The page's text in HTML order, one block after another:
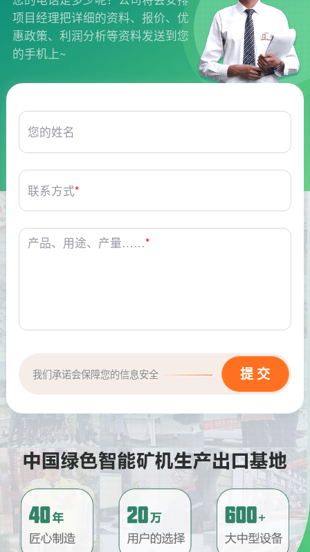
项目经理把详细的资料、报价、优
惠政策、利润分析等资料发送到您
的手机上~
您的姓名
联系方式*
产品、用途、产量……*
我们承诺会保障您的信息安全
问 请问厂家地址在哪？
答
河南省郑州市高新技术开发区梧
桐街与红松路交叉口中国高端矿
机生产出口基地园区
问 制砂机最小的产量是多少？
答 最小每小时12吨